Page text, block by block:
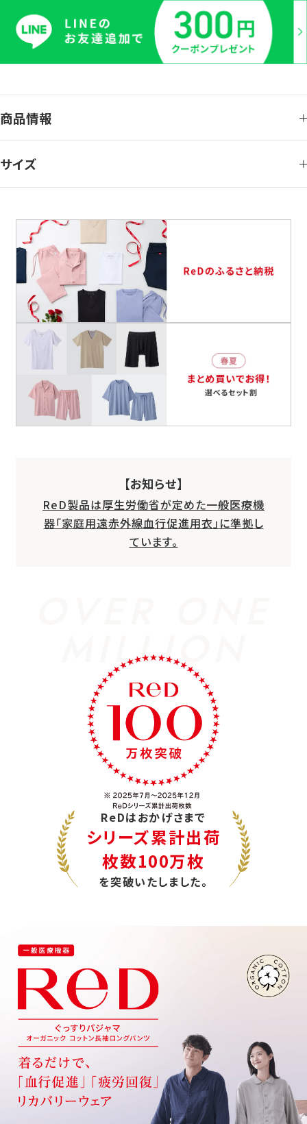
商品情報
サイズ
【お知らせ】
ReD製品は厚生労働省が定めた一般医療機
器「家庭用遠赤外線血行促進用衣」に準拠し
ています。
MILLION
ReDはおかげさまで
シリーズ累計出荷
枚数100万枚
を突破いたしました。